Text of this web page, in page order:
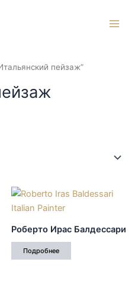
пейзаж”
Роберто Ирас Балдессари
Подробнее